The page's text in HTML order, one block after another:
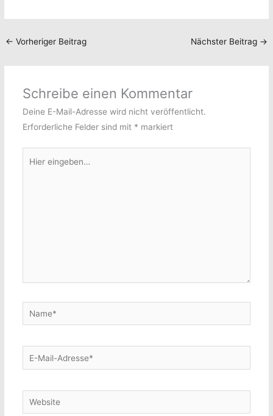
← Vorheriger Beitrag Nächster Beitrag →
Schreibe einen Kommentar
Deine E-Mail-Adresse wird nicht veröffentlicht.
Erforderliche Felder sind mit * markiert
eingeben…
Name*
E-
Mail-
Website